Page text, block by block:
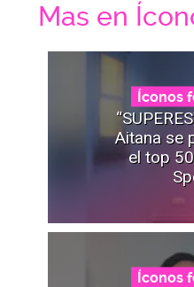
Mas en
Íconos
Aitana se
el top
Íconos